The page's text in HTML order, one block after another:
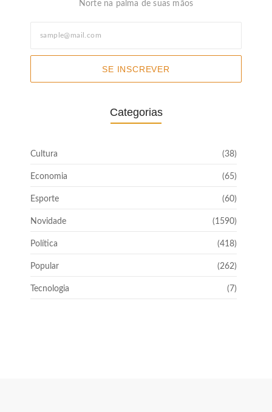
Norte na palma de suas mãos
SE INSCREVER
Categorias
Cultura (38)
Economia (65)
Esporte (60)
Novidade (1590)
Política (418)
Popular (262)
Tecnologia (7)